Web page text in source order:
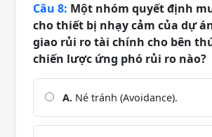
Câu 8: Một nhóm quyết định
cho thiết bị nhạy cảm của dự
giao rủi ro tài chính cho bên
chiến lược ứng phó rủi ro nào?
A. Né tránh (Avoidance).